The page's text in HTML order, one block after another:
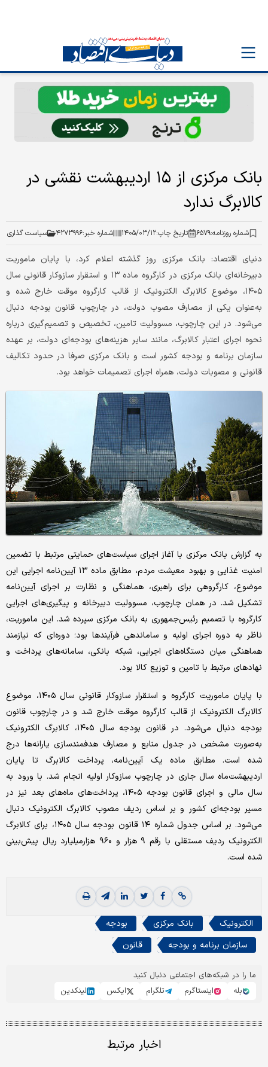
بانک‌ مرکزی از ۱۵ اردیبهشت نقشی در
کالابرگ ندارد
شماره روزنامه:۶۵۷۹ تاریخ چاپ:۱۴۰۵/۰۳/۱۲ شماره خبر:۴۲۷۳۹۹۶ سیاست گذاری
دنیای اقتصاد: بانک مرکزی روز گذشته اعلام کرد، با پایان ماموریت
دبیرخانه‌ای بانک مرکزی در کارگروه ماده ۱۳ و استقرار سازوکار قانونی سال
۱۴۰۵، موضوع کالابرگ الکترونیک از قالب کارگروه موقت خارج شده و
به‌عنوان یکی از مصارف مصوب دولت، در چارچوب قانون بودجه دنبال
می‌شود. در این چارچوب، مسوولیت تامین، تخصیص و تصمیم‌گیری درباره
نحوه اجرای اعتبار کالابرگ، مانند سایر هزینه‌های بودجه‌ای دولت، بر عهده
سازمان برنامه و بودجه کشور است و بانک مرکزی صرفا در حدود تکالیف
قانونی و مصوبات دولت، همراه اجرای تصمیمات خواهد بود.
به گزارش بانک مرکزی با آغاز اجرای سیاست‌های حمایتی مرتبط با تضمین
امنیت غذایی و بهبود معیشت مردم، مطابق ماده ۱۳ آیین‌نامه اجرایی این
موضوع، کارگروهی برای راهبری، هماهنگی و نظارت بر اجرای آیین‌نامه
تشکیل شد. در همان چارچوب، مسوولیت دبیرخانه و پیگیری‌های اجرایی
کارگروه با تصمیم رئیس‌جمهوری به بانک مرکزی سپرده شد. این ماموریت،
ناظر به دوره اجرای اولیه و ساماندهی فرآیندها بود؛ دوره‌ای که نیازمند
هماهنگی میان دستگاه‌های اجرایی، شبکه بانکی، سامانه‌های پرداخت و
نهادهای مرتبط با تامین و توزیع کالا بود.
با پایان ماموریت کارگروه و استقرار سازوکار قانونی سال ۱۴۰۵، موضوع
کالابرگ الکترونیک از قالب کارگروه موقت خارج شد و در چارچوب قانون
بودجه دنبال می‌شود. در قانون بودجه سال ۱۴۰۵، کالابرگ الکترونیک
به‌صورت مشخص در جدول منابع و مصارف هدفمندسازی یارانه‌ها درج
شده است. مطابق ماده یک آیین‌نامه، پرداخت کالابرگ تا پایان
اردیبهشت‌ماه سال جاری در چارچوب سازوکار اولیه انجام شد. با ورود به
سال مالی و اجرای قانون بودجه ۱۴۰۵، پرداخت‌های ماه‌های بعد نیز در
مسیر بودجه‌ای کشور و بر اساس ردیف مصوب کالابرگ الکترونیک دنبال
می‌شود. بر اساس جدول شماره ۱۴ قانون بودجه سال ۱۴۰۵، برای کالابرگ
الکترونیک ردیف مستقلی با رقم ۹ هزار و ۹۶۰ هزار‌میلیارد ریال پیش‌بینی
شده است.
الکترونیک بانک مرکزی
بودجه
سازمان برنامه و بودجه
قانون
ما را در شبکه‌های اجتماعی دنبال کنید
بله
اینستاگرم تلگرام ایکس لینکدین
اخبار مرتبط